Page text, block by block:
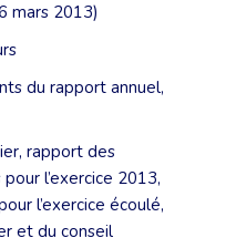
mars 2013)
du rapport annuel,
rapport des
l’exercice 2013,
l’exercice écoulé,
et du conseil